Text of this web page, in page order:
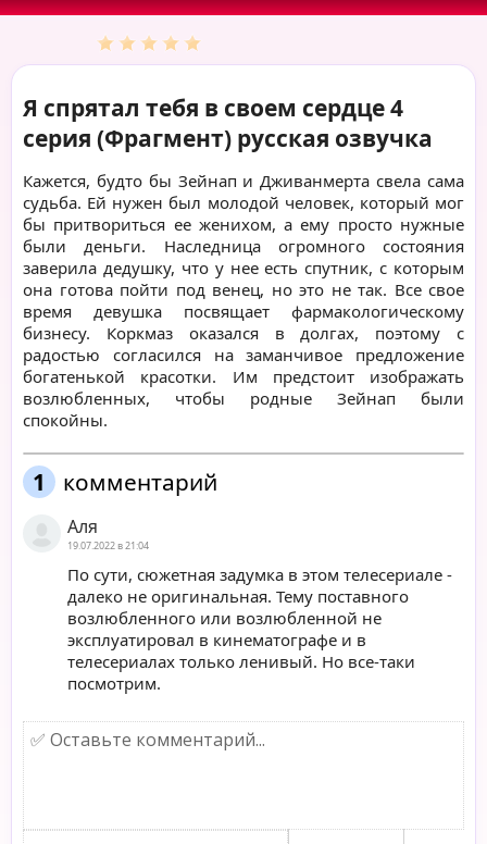
Я спрятал тебя в своем сердце 4
серия (Фрагмент) русская озвучка
Кажется, будто бы Зейнап и Дживанмерта свела сама
судьба. Ей нужен был молодой человек, который мог
бы притвориться ее женихом, а ему просто нужные
были деньги. Наследница огромного состояния
заверила дедушку, что у нее есть спутник, с которым
она готова пойти под венец, но это не так. Все свое
время девушка посвящает фармакологическому
бизнесу. Коркмаз оказался в долгах, поэтому с
радостью согласился на заманчивое предложение
богатенькой красотки. Им предстоит изображать
возлюбленных, чтобы родные Зейнап были
спокойны.
1 комментарий
Аля
19.07.2022 в 21:04
По сути, сюжетная задумка в этом телесериале -
далеко не оригинальная. Тему поставного
возлюбленного или возлюбленной не
эксплуатировал в кинематографе и в
телесериалах только ленивый. Но все-таки
посмотрим.